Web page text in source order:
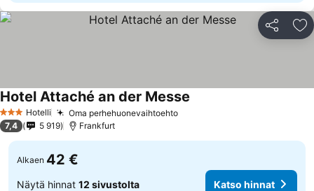
Jaa
3 Tähtiluokitus
Hotelli Oma perhehuonevaihtoehto
Hotel Attaché an der Messe
7,4 5 919 Frankfurt
Alkaen 42 €
Näytä hinnat 12 sivustolta Katso hinnat